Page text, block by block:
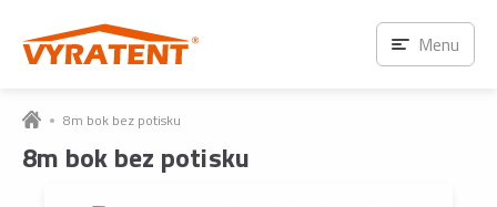
8m bok bez potisku
8m bok bez potisku
Menu